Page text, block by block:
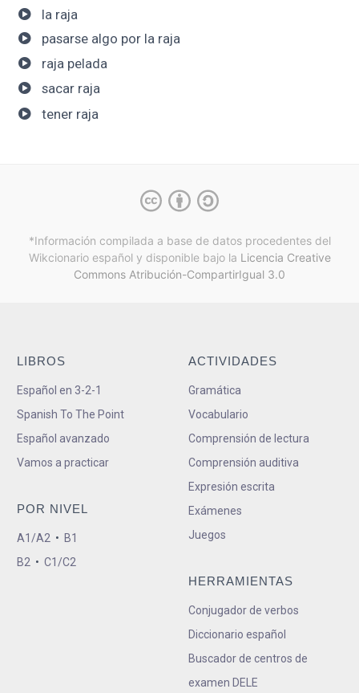
la raja
pasarse algo por la raja
raja pelada
sacar raja
tener raja
*Información compilada a base de datos procedentes del
Wikcionario español y disponible bajo la Licencia Creative
Commons Atribución-CompartirIgual 3.0
LIBROS
Español en 3-2-1
Spanish To The Point
Español avanzado
Vamos a practicar
POR NIVEL
A1/A2 • B1
B2 • C1/C2
ACTIVIDADES
Gramática
Vocabulario
Comprensión de lectura
Comprensión auditiva
Expresión escrita
Exámenes
Juegos
HERRAMIENTAS
Conjugador de verbos
Diccionario español
Buscador de centros de
examen DELE